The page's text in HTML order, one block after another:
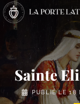
Sainte
PUBLIÉ LE18